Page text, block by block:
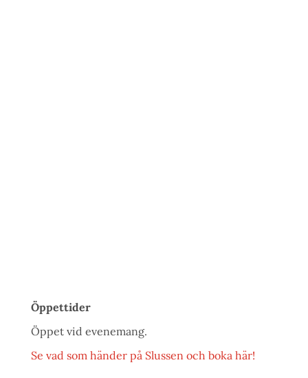
Öppettider
Öppet vid evenemang.
Se vad som händer på Slussen och boka här!